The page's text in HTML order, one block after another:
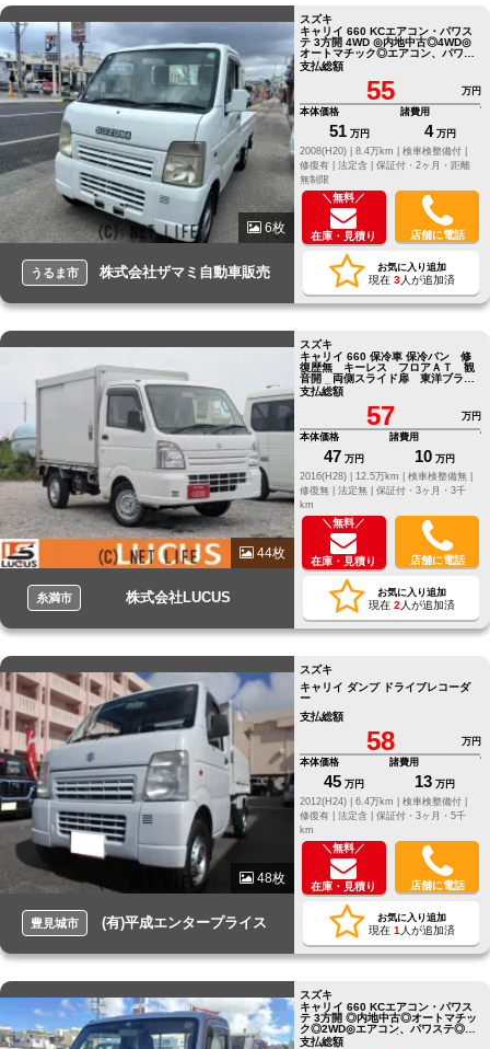
6枚
うるま市 株式会社ザマミ自動車販売
スズキ
キャリイ 660 KCエアコン・パワス
テ 3方開 4WD ◎内地中古◎4WD◎
オートマチック◎エアコン、パワス
テ付き
支払総額
55
万円
本体価格
51 万円
諸費用
4 万円
2008(H20) |
8.4万km |
検車検整備付 |
修復有 | 法定含 | 保証付・2ヶ月・距離
無制限
＼無料／
在庫・見積り 店舗に電話
お気に入り追加
現在 3人が追加済
44枚
糸満市 株式会社LUCUS
スズキ
キャリイ 660 保冷車 保冷バン 修
復歴無 キーレス フロアＡＴ 観
音開 両側スライド扉 東洋ブラザ
ー工業 パワステ
支払総額
57
万円
本体価格
47 万円
諸費用
10 万円
2016(H28) |
12.5万km |
検車検整備無 |
修復無 | 法定無 | 保証付・3ヶ月・3千
km
＼無料／
在庫・見積り 店舗に電話
お気に入り追加
現在 2 人が追加済
48枚
豊見城市 (有)平成エンタープライス
スズキ
キャリイ ダンプ ドライブレコーダ
ー
支払総額
58
万円
本体価格
45 万円
諸費用
13 万円
2012(H24) |
6.4万km |
検車検整備付 |
修復有 | 法定含 | 保証付・3ヶ月・5千
km
＼無料／
在庫・見積り 店舗に電話
お気に入り追加
現在 1 人が追加済
スズキ
キャリイ 660 KCエアコン・パワス
テ 3方開 ◎内地中古◎オートマチッ
ク◎2WD◎エアコン、パワステ◎エ
アバック◎ドライブレコーダー付き
支払総額